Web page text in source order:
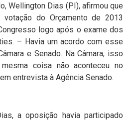
Wellington Dias (PI), afirmou que
votação do Orçamento de 2013
logo após o exame dos
– Havia um acordo com esse
e Senado. Na Câmara, isso
coisa não aconteceu no
entrevista à Agência Senado.
a oposição havia participado